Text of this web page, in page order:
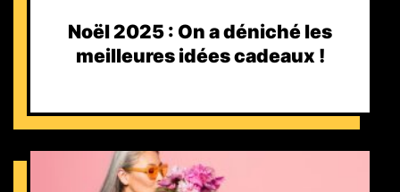
Noël 2025 : On a déniché les
meilleures idées cadeaux !